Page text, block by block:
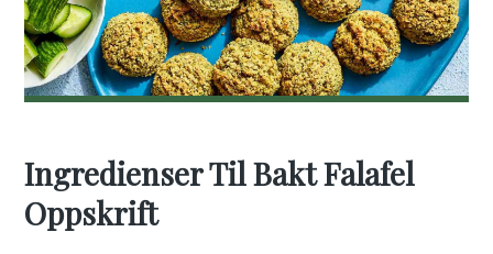
Ingredienser Til Bakt Falafel
Oppskrift